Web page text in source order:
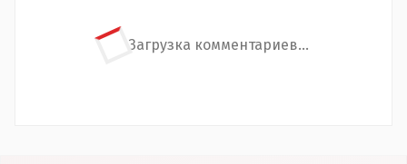
Загрузка комментариев...